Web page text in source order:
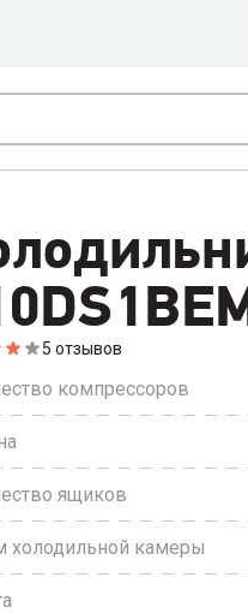
5 отзывов
компрессоров
ящиков
холодильной камеры